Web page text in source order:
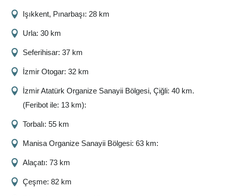
Işıkkent, Pınarbaşı: 28 km
Urla: 30 km
Seferihisar: 37 km
İzmir Otogar: 32 km
İzmir Atatürk Organize Sanayii Bölgesi, Çiğli: 40 km.
(Feribot ile: 13 km):
Torbalı: 55 km
Manisa Organize Sanayii Bölgesi: 63 km:
Alaçatı: 73 km
Çeşme: 82 km